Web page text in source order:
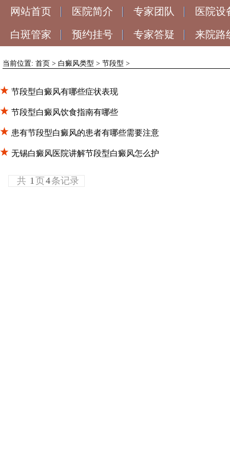
网站首页 医院简介 专家团队 医院设
白斑管家 预约挂号 专家答疑 来院路
当前位置: 首页 > 白癜风类型 > 节段型 >
节段型白癜风有哪些症状表现
节段型白癜风饮食指南有哪些
患有节段型白癜风的患者有哪些需要注意
无锡白癜风医院讲解节段型白癜风怎么护
共 1 页4条记录